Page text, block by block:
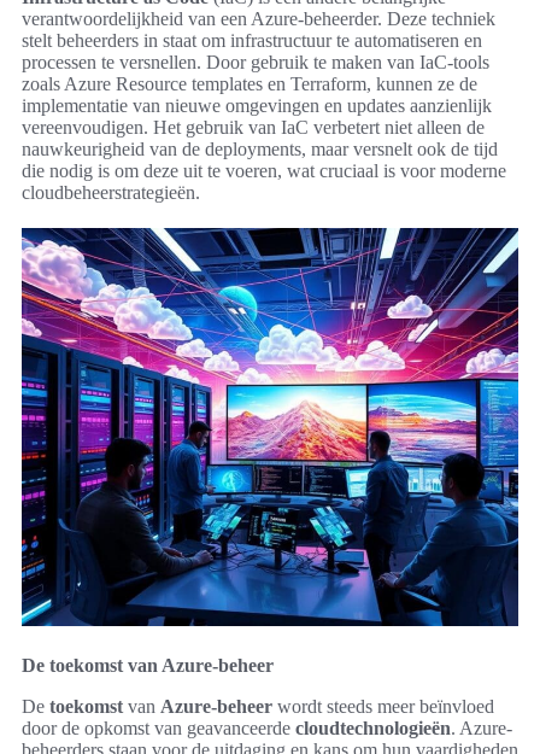
verantwoordelijkheid van een Azure-beheerder. Deze techniek
stelt beheerders in staat om infrastructuur te automatiseren en
processen te versnellen. Door gebruik te maken van IaC-tools
zoals Azure Resource templates en Terraform, kunnen ze de
implementatie van nieuwe omgevingen en updates aanzienlijk
vereenvoudigen. Het gebruik van IaC verbetert niet alleen de
nauwkeurigheid van de deployments, maar versnelt ook de tijd
die nodig is om deze uit te voeren, wat cruciaal is voor moderne
cloudbeheerstrategieën.
De toekomst van Azure-beheer
De toekomst van Azure-beheer wordt steeds meer beïnvloed
door de opkomst van geavanceerde cloudtechnologieën. Azure-
beheerders staan voor de uitdaging en kans om hun vaardigheden